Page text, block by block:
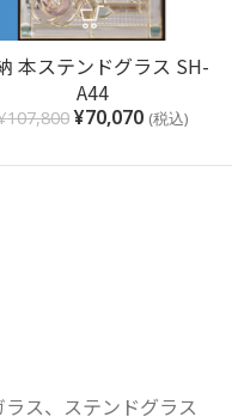
本ステンドグラス SH-
A44
107,800¥70,070 (税込)
ス、ステンドグラス